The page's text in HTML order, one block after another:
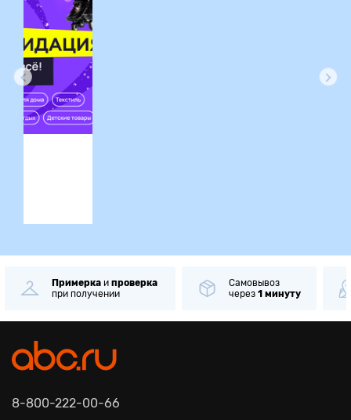
Примерка и проверка
при получении
Самовывоз
через 1 минуту
8-800-222-00-66